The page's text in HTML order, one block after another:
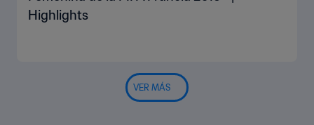
Highlights
VER MÁS